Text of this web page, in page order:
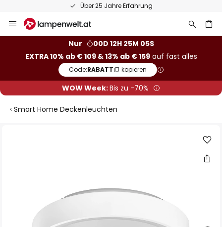
Über 25 Jahre Erfahrung
Inhalt
Nur
00D 12H 25M 04S
EXTRA 10% ab € 109 & 13% ab € 159auf fast alles
Code:RABATT kopieren
WOW Week:Bis zu -70%
Smart Home Deckenleuchten